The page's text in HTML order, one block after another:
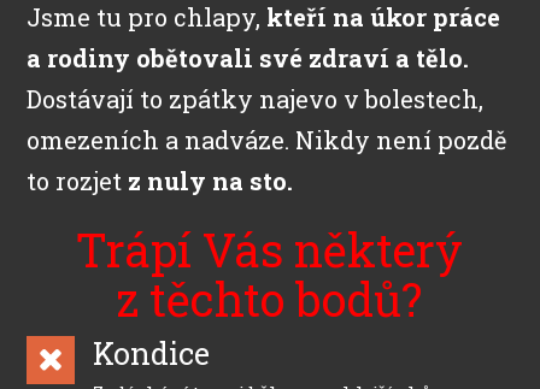
Jsme tu pro chlapy, kteří na úkor práce
a rodiny obětovali své zdraví a tělo.
Dostávají to zpátky najevo v bolestech,
omezeních a nadváze. Nikdy není pozdě
to rozjet z nuly na sto.
Trápí Vás některý
z těchto bodů?
Kondice